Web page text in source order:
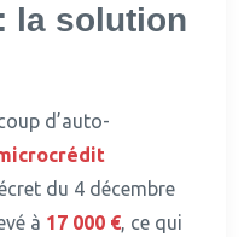
la solution
d’auto-
du 4 décembre
à 17 000 €, ce qui